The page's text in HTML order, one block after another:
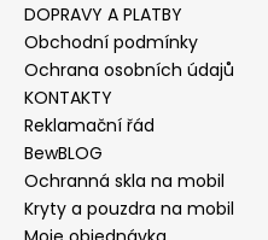
DOPRAVY A PLATBY
Obchodní podmínky
Ochrana osobních údajů
KONTAKTY
Reklamační řád
BewBLOG
Ochranná skla na mobil
Kryty a pouzdra na mobil